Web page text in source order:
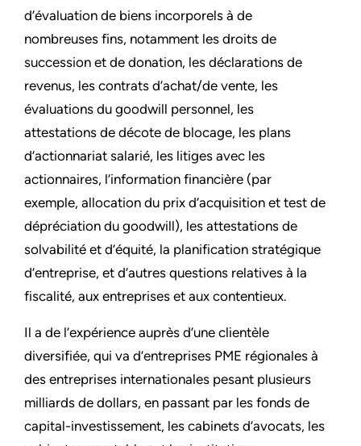
d’évaluation de biens incorporels à de
nombreuses fins, notamment les droits de
succession et de donation, les déclarations de
revenus, les contrats d’achat/de vente, les
évaluations du goodwill personnel, les
attestations de décote de blocage, les plans
d’actionnariat salarié, les litiges avec les
actionnaires, l’information financière (par
exemple, allocation du prix d’acquisition et test de
dépréciation du goodwill), les attestations de
solvabilité et d’équité, la planification stratégique
d’entreprise, et d’autres questions relatives à la
fiscalité, aux entreprises et aux contentieux.
Il a de l’expérience auprès d’une clientèle
diversifiée, qui va d’entreprises PME régionales à
des entreprises internationales pesant plusieurs
milliards de dollars, en passant par les fonds de
capital-investissement, les cabinets d’avocats, les